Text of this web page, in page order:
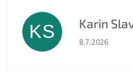
KS Karin
Hodnocení
8.7.2026